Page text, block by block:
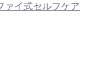
ァイ式セルフケア